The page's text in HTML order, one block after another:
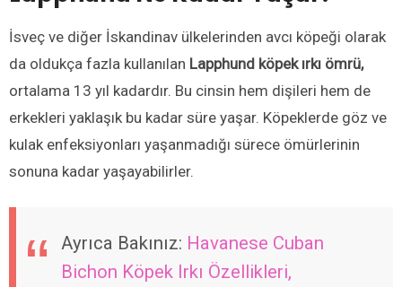
İsveç ve diğer İskandinav ülkelerinden avcı köpeği olarak
da oldukça fazla kullanılan Lapphund köpek ırkı ömrü,
ortalama 13 yıl kadardır. Bu cinsin hem dişileri hem de
erkekleri yaklaşık bu kadar süre yaşar. Köpeklerde göz ve
kulak enfeksiyonları yaşanmadığı sürece ömürlerinin
sonuna kadar yaşayabilirler.
Ayrıca Bakınız: Havanese Cuban
Bichon Köpek Irkı Özellikleri,